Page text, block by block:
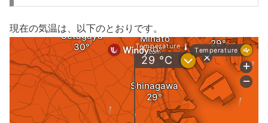
現在の気温は、以下のとおりです。